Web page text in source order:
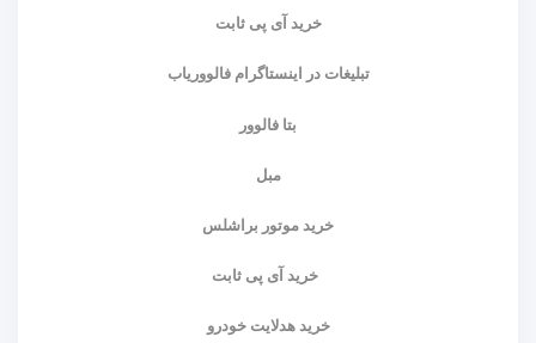
خرید آی پی ثابت
تبلیغات در اینستاگرام فالووریاب
بتا فالوور
مبل
خرید موتور براشلس
خرید آی پی ثابت
خرید هدلایت خودرو